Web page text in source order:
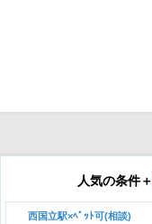
人気の条件＋
西国立駅×ﾍﾟｯﾄ可(相談)